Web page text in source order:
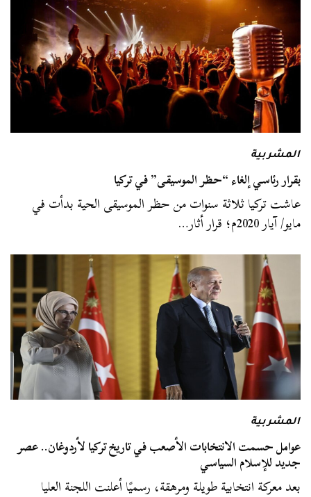
المشربية
بقرار رئاسي إلغاء “حظر الموسيقى” في تركيا
عاشت تركيا ثلاثة سنوات من حظر الموسيقى الحية بدأت في
مايو/ آيار 2020م؛ قرار أثار…
المشربية
عوامل حسمت الانتخابات الأصعب في تاريخ تركيا لأردوغان.. عصر
جديد للإسلام السياسي
بعد معركة انتخابية طويلة ومرهقة، رسميًا أعلنت اللجنة العليا